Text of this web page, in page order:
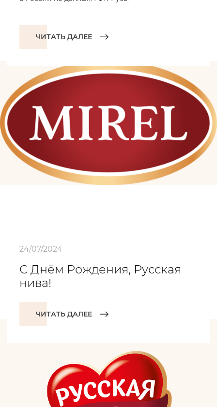
ЧИТАТЬ ДАЛЕЕ
24/07/2024
С Днём Рождения, Русская
нива!
ЧИТАТЬ ДАЛЕЕ